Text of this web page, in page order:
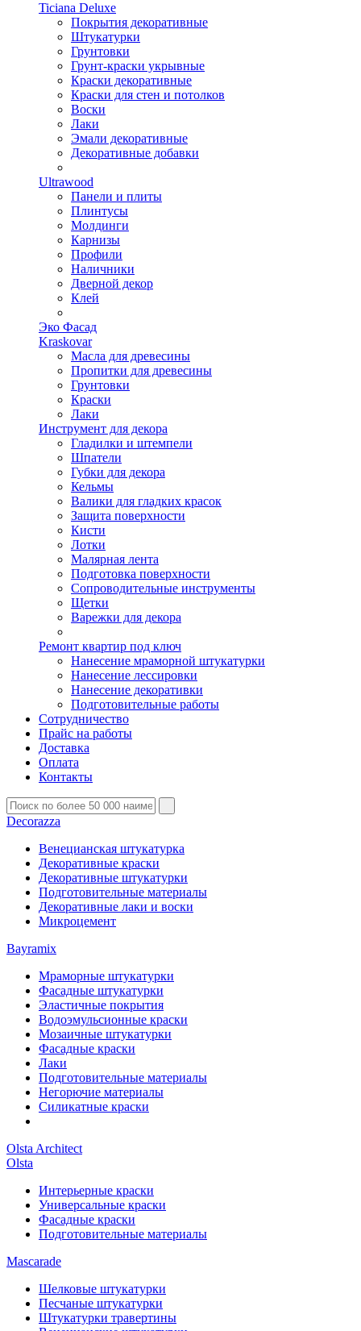
Ticiana Deluxe
Покрытия декоративные
Штукатурки
Грунтовки
Грунт-краски укрывные
Краски декоративные
Краски для стен и потолков
Воски
Лаки
Эмали декоративные
Декоративные добавки
Ultrawood
Панели и плиты
Плинтусы
Молдинги
Карнизы
Профили
Наличники
Дверной декор
Клей
Эко Фасад
Kraskovar
Масла для древесины
Пропитки для древесины
Грунтовки
Краски
Лаки
Инструмент для декора
Гладилки и штемпели
Шпатели
Губки для декора
Кельмы
Валики для гладких красок
Защита поверхности
Кисти
Лотки
Малярная лента
Подготовка поверхности
Сопроводительные инструменты
Щетки
Варежки для декора
Ремонт квартир под ключ
Нанесение мраморной штукатурки
Нанесение лессировки
Нанесение декоративки
Подготовительные работы
Сотрудничество
Прайс на работы
Доставка
Оплата
Контакты
Decorazza
Венецианская штукатурка
Декоративные краски
Декоративные штукатурки
Подготовительные материалы
Декоративные лаки и воски
Микроцемент
Bayramix
Мраморные штукатурки
Фасадные штукатурки
Эластичные покрытия
Водоэмульсионные краски
Мозаичные штукатурки
Фасадные краски
Лаки
Подготовительные материалы
Негорючие материалы
Силикатные краски
Olsta Architect
Olsta
Интерьерные краски
Универсальные краски
Фасадные краски
Подготовительные материалы
Mascarade
Шелковые штукатурки
Песчаные штукатурки
Штукатурки травертины